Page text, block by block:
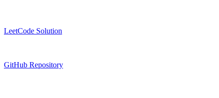
LeetCode Solution
GitHub Repository